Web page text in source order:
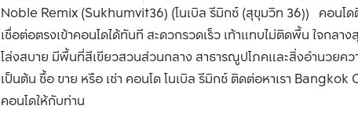
Noble Remix (Sukhumvit36) (โนเบิล รีมิกซ์ (สุขุมวิท 36)) คอนโ
เชื่อต่อตรงเข้าคอนโดได้ทันที สะดวกรวดเร็ว เท้าแทบไม่ติดพื้น ใจกล
โล่งสบาย มีพื้นที่สีเขียวสวนส่วนกลาง สาธารณูปโภคและสิ่งอำนวยค
เป็นต้น ซื้อ ขาย หรือ เช่า คอนโด โนเบิล รีมิกซ์ ติดต่อหาเรา
คอนโดให้กับท่าน